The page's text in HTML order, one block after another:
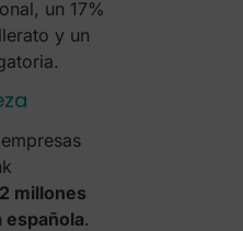
un 17%
y un
millones
española.